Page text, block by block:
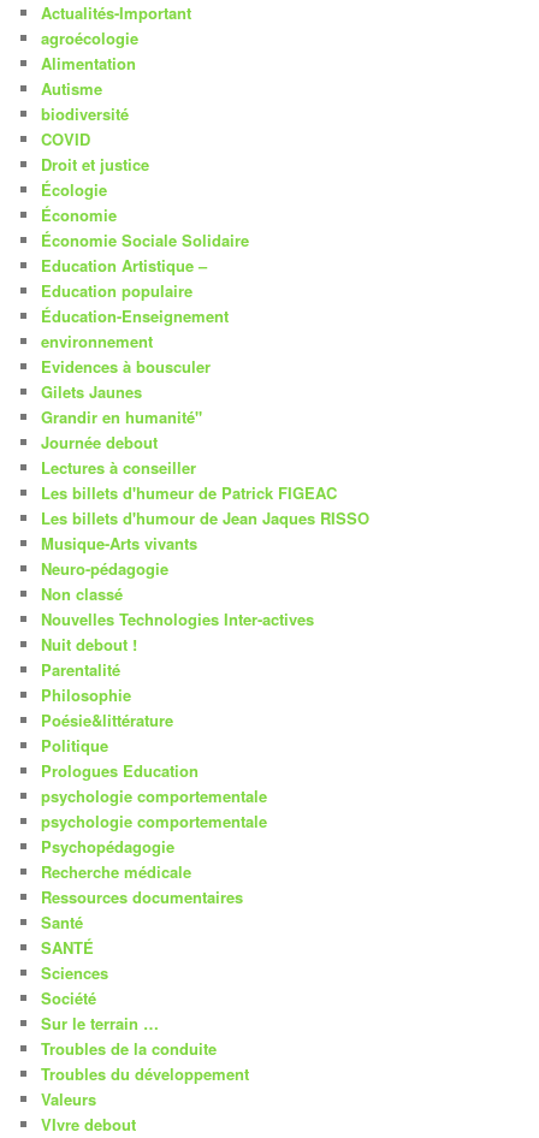
Actualités-Important
agroécologie
Alimentation
Autisme
biodiversité
COVID
Droit et justice
Écologie
Économie
Économie Sociale Solidaire
Education Artistique –
Education populaire
Éducation-Enseignement
environnement
Evidences à bousculer
Gilets Jaunes
Grandir en humanité"
Journée debout
Lectures à conseiller
Les billets d'humeur de Patrick FIGEAC
Les billets d'humour de Jean Jaques RISSO
Musique-Arts vivants
Neuro-pédagogie
Non classé
Nouvelles Technologies Inter-actives
Nuit debout !
Parentalité
Philosophie
Poésie&littérature
Politique
Prologues Education
psychologie comportementale
psychologie comportementale
Psychopédagogie
Recherche médicale
Ressources documentaires
Santé
SANTÉ
Sciences
Société
Sur le terrain …
Troubles de la conduite
Troubles du développement
Valeurs
VIvre debout